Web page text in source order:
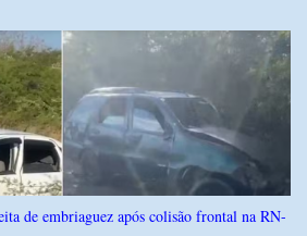
de embriaguez após colisão frontal na RN-